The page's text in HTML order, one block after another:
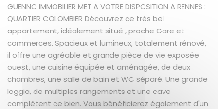
GUENNO IMMOBILIER MET A VOTRE DISPOSITION A RENNES :
QUARTIER COLOMBIER Découvrez ce très bel
appartement, idéalement situé , proche Gare et
commerces. Spacieux et lumineux, totalement rénové,
il offre une agréable et grande pièce de vie exposée
ouest, une cuisine équipée et aménagée, de deux
chambres, une salle de bain et WC séparé. Une grande
loggia, de multiples rangements et une cave
complètent ce bien. Vous bénéficierez également d'un